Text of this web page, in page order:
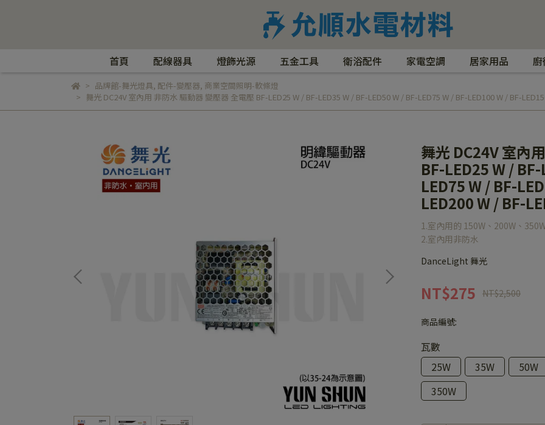
首頁 配線器具 燈飾光源 五金工具 衛浴配件 家電空調 居家用品
品牌館-舞光燈具, 配件-變壓器, 商業空間照明-軟條燈
舞光 DC24V 室內用 非防水 驅動器 變壓器 全電壓 BF-LED25 W / BF-LED35 W / BF-LED50 W / BF-LED75 W / BF-LED100 W / BF-
舞光 DC24V 室內
BF-LED25 W /
LED75 W / BF-
LED200 W / BF-
1.室內用的 150W、200W、
2.室內用非防水
DanceLight 舞光
NT$275 NT$2,500
商品編號:
瓦數
25W
35W
50W
350W